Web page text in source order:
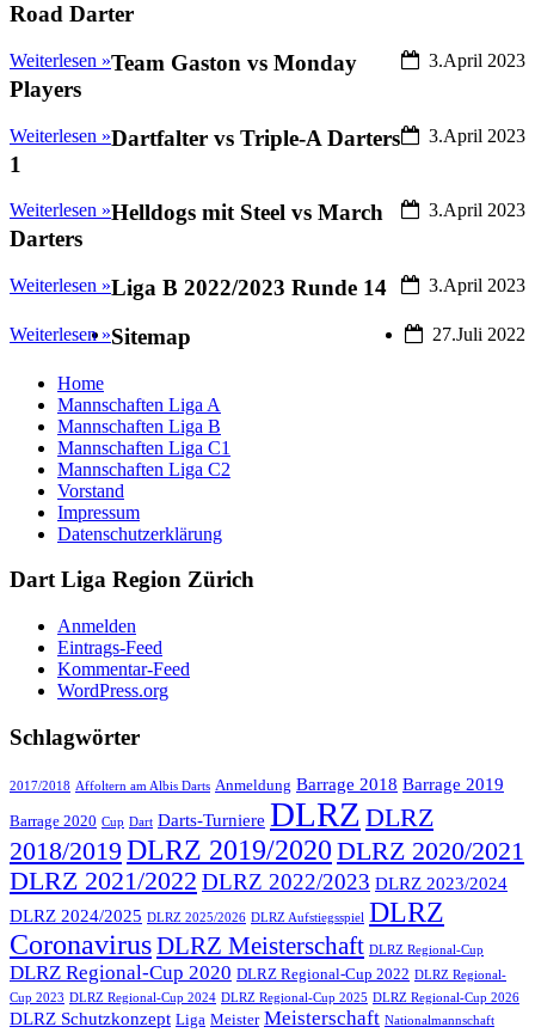
Road Darter
Weiterlesen » 3.April 2023
Team Gaston vs Monday
Players
Weiterlesen » 3.April 2023
Dartfalter vs Triple-A Darters
1
Weiterlesen » 3.April 2023
Helldogs mit Steel vs March
Darters
Weiterlesen » 3.April 2023
Liga B 2022/2023 Runde 14
Weiterlesen » 27.Juli 2022
Sitemap
Home
Mannschaften Liga A
Mannschaften Liga B
Mannschaften Liga C1
Mannschaften Liga C2
Vorstand
Impressum
Datenschutzerklärung
Dart Liga Region Zürich
Anmelden
Eintrags-Feed
Kommentar-Feed
WordPress.org
Schlagwörter
2017/2018 Affoltern am Albis Darts Anmeldung Barrage 2018 Barrage 2019
Barrage 2020 Cup Dart Darts-Turniere DLRZ DLRZ
2018/2019 DLRZ 2019/2020 DLRZ 2020/2021
DLRZ 2021/2022 DLRZ 2022/2023 DLRZ 2023/2024
DLRZ 2024/2025 DLRZ 2025/2026 DLRZ Aufstiegsspiel DLRZ
CoronavirusDLRZ Meisterschaft DLRZ Regional-Cup
DLRZ Regional-Cup 2020 DLRZ Regional-Cup 2022 DLRZ Regional-
Cup 2023 DLRZ Regional-Cup 2024 DLRZ Regional-Cup 2025 DLRZ Regional-Cup 2026
DLRZ Schutzkonzept Liga Meister Meisterschaft Nationalmannschaft